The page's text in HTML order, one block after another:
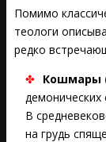
Помимо
теологи
редко
Кошмары
В
на грудь